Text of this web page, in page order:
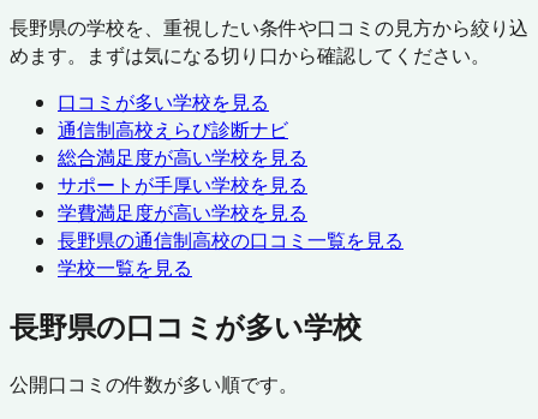
長野県の学校を、重視したい条件や口コミの見方から絞り込
めます。まずは気になる切り口から確認してください。
口コミが多い学校を見る
通信制高校えらび診断ナビ
総合満足度が高い学校を見る
サポートが手厚い学校を見る
学費満足度が高い学校を見る
長野県の通信制高校の口コミ一覧を見る
学校一覧を見る
長野県の口コミが多い学校
公開口コミの件数が多い順です。